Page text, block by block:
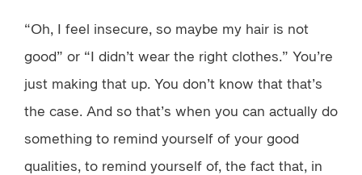
“Oh, I feel insecure, so maybe my hair is not
good” or “I didn’t wear the right clothes.” You’re
just making that up. You don’t know that that’s
the case. And so that’s when you can actually do
something to remind yourself of your good
qualities, to remind yourself of, the fact that, in